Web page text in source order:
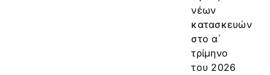
νέων
κατασκευών
στο α΄
τρίμηνο
του 2026